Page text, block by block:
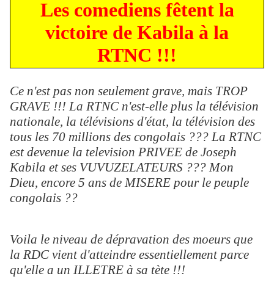
Les comediens fêtent la
victoire de Kabila à la
RTNC !!!
Ce n'est pas non seulement grave, mais TROP
GRAVE !!! La RTNC n'est-elle plus la télévision
nationale, la télévisions d'état, la télévision des
tous les 70 millions des congolais ??? La RTNC
est devenue la television PRIVEE de Joseph
Kabila et ses VUVUZELATEURS ??? Mon
Dieu, encore 5 ans de MISERE pour le peuple
congolais ??
Voila le niveau de dépravation des moeurs que
la RDC vient d'atteindre essentiellement parce
qu'elle a un ILLETRE à sa tète !!!